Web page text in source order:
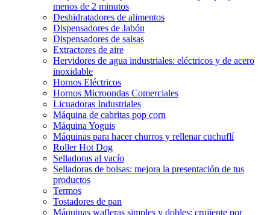
menos de 2 minutos
Deshidratadores de alimentos
Dispensadores de Jabón
Dispensadores de salsas
Extractores de aire
Hervidores de agua industriales: eléctricos y de acero
inoxidable
Hornos Eléctricos
Hornos Microondas Comerciales
Licuadoras Industriales
Máquina de cabritas pop corn
Máquina Yoguis
Máquinas para hacer churros y rellenar cuchuflí
Roller Hot Dog
Selladoras al vacío
Selladoras de bolsas: mejora la presentación de tus
productos
Termos
Tostadores de pan
Máquinas wafleras simples y dobles: crujiente por